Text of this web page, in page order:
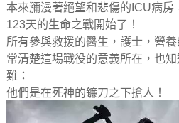
本來瀰漫著絕望和悲傷的ICU病房
123天的生命之戰開始了！
所有參與救援的醫生，護士，營
常清楚這場戰役的意義所在，也
難：
他們是在死神的鐮刀之下搶人！